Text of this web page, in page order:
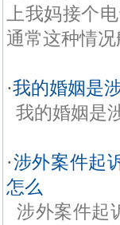
上我妈接个
通常这种情
·我的婚姻是
我的婚姻是
·涉外案件起
怎么
涉外案件起